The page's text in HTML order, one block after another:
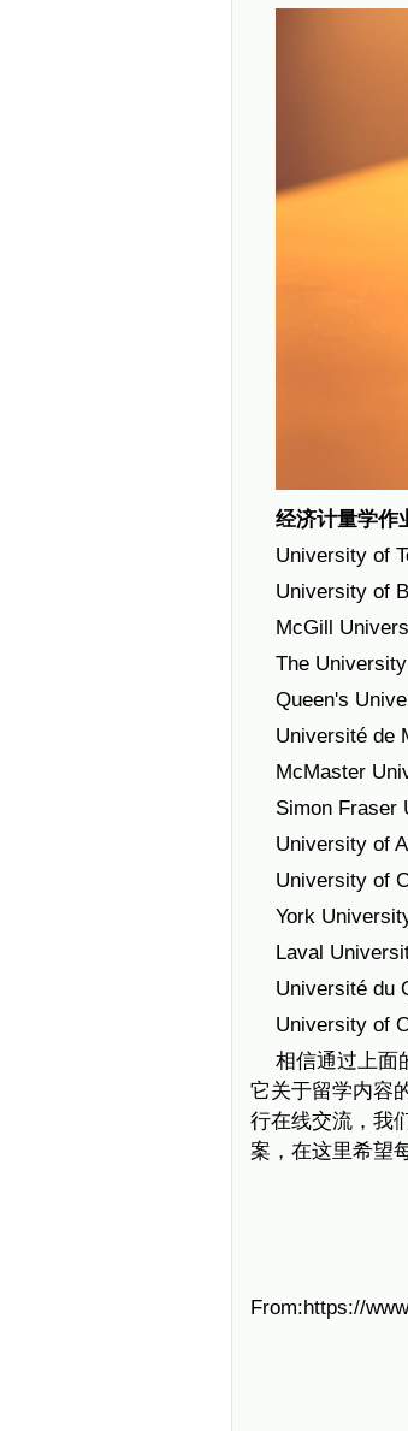
经济计量学作
University of
University of
McGill
The
Queen's
Université de
McMaster
Simon Fraser
University of
University of
York
Laval
Université du
University of
相信通过上面
它关于留学内容
行在线交流，我
案，在这里希望
From:https://